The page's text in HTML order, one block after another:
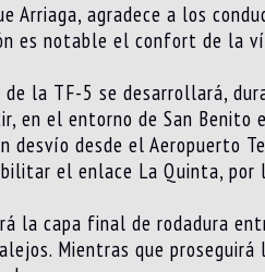
Arriaga, agradece a los
es notable el confort de la
la TF-5 se desarrollará,
en el entorno de San
desvío desde el Aeropuerto
el enlace La Quinta,
la capa final de rodadura
Mientras que